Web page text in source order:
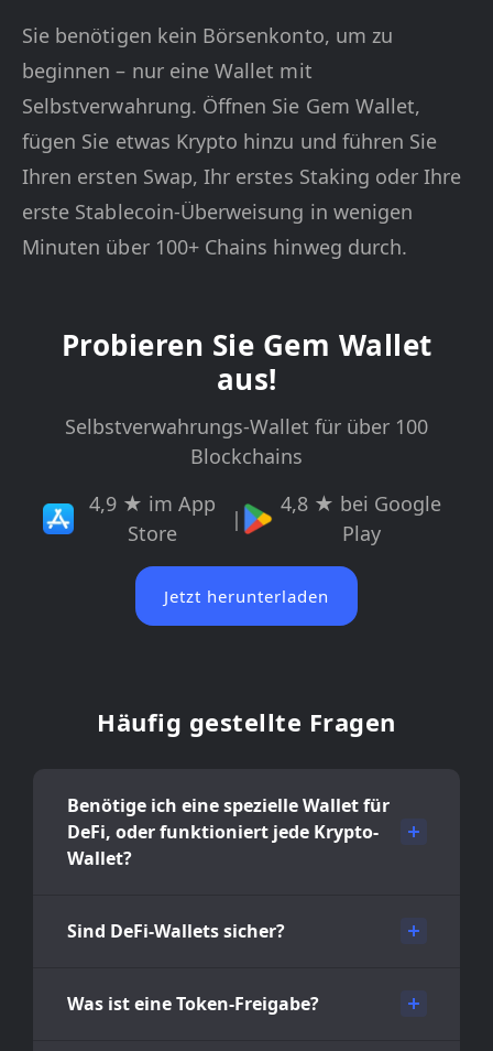
Sie benötigen kein Börsenkonto, um zu
beginnen – nur eine Wallet mit
Selbstverwahrung. Öffnen Sie Gem Wallet,
fügen Sie etwas Krypto hinzu und führen Sie
Ihren ersten Swap, Ihr erstes Staking oder Ihre
erste Stablecoin-Überweisung in wenigen
Minuten über 100+ Chains hinweg durch.
Probieren Sie Gem Wallet
aus!
Selbstverwahrungs-Wallet für über 100
Blockchains
4,9 ★ im App
Store
|
4,8 ★ bei Google
Play
Jetzt herunterladen
Häufig gestellte Fragen
Benötige ich eine spezielle Wallet für
DeFi, oder funktioniert jede Krypto-
Wallet?
Sind DeFi-Wallets sicher?
Was ist eine Token-Freigabe?